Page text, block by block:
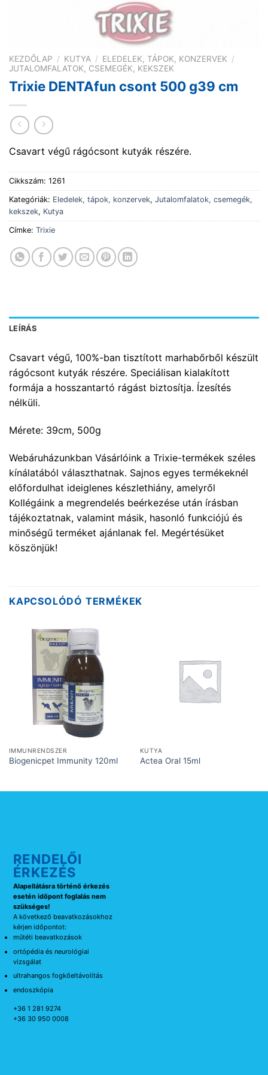
KEZDŐLAP / KUTYA / ELEDELEK, TÁPOK, KONZERVEK /
JUTALOMFALATOK, CSEMEGÉK, KEKSZEK
Trixie DENTAfun csont 500 g39 cm
Csavart végű rágócsont kutyák részére.
Cikkszám: 1261
Kategóriák: Eledelek, tápok, konzervek, Jutalomfalatok, csemegék,
kekszek, Kutya
Címke: Trixie
LEÍRÁS
Csavart végű, 100%-ban tisztított marhabőrből készült
rágócsont kutyák részére. Speciálisan kialakított
formája a hosszantartó rágást biztosítja. Ízesítés
nélküli.
Mérete: 39cm, 500g
Webáruházunkban Vásárlóink a Trixie-termékek széles
kínálatából választhatnak. Sajnos egyes termékeknél
előfordulhat ideiglenes készlethiány, amelyről
Kollégáink a megrendelés beérkezése után írásban
tájékoztatnak, valamint másik, hasonló funkciójú és
minőségű terméket ajánlanak fel. Megértésüket
köszönjük!
KAPCSOLÓDÓ TERMÉKEK
IMMUNRENDSZER
Biogenicpet Immunity 120ml
KUTYA
Actea Oral 15ml
RENDELŐI
ÉRKEZÉS
Alapellátásra történő érkezés
esetén időpont foglalás nem
szükséges!
A következő beavatkozásokhoz
kérjen időpontot:
műtéti beavatkozások
ortópédia és neurológiai
vizsgálat
ultrahangos fogkőeltávolítás
endoszkópia
+36 1 281 9274
+36 30 950 0008